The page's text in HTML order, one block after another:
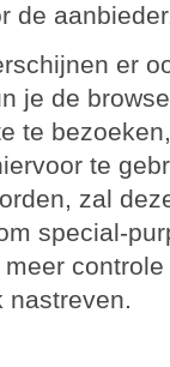
de
er
je de
te
te
zal
special-
nastreven.